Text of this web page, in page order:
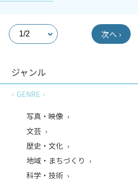
次へ ›
ジャンル
GENRE
写真・映像
文芸
歴史・文化
地域・まちづくり
科学・技術